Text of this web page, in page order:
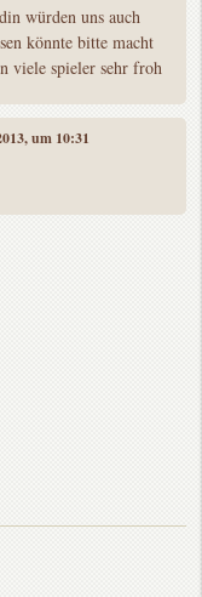
würden uns auch
könnte bitte macht
viele spieler sehr froh
um 10:31